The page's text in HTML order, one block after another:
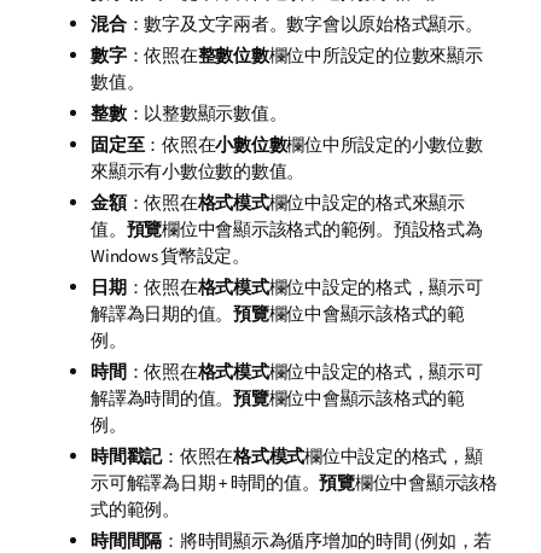
混合：數字及文字兩者。數字會以原始格式顯示。
數字：依照在整數位數欄位中所設定的位數來顯示
數值。
整數：以整數顯示數值。
固定至：依照在小數位數欄位中所設定的小數位數
來顯示有小數位數的數值。
金額：依照在格式模式欄位中設定的格式來顯示
值。 預覽欄位中會顯示該格式的範例。預設格式為
Windows 貨幣設定。
日期：依照在格式模式欄位中設定的格式，顯示可
解譯為日期的值。 預覽欄位中會顯示該格式的範
例。
時間：依照在格式模式欄位中設定的格式，顯示可
解譯為時間的值。 預覽欄位中會顯示該格式的範
例。
時間戳記：依照在格式模式欄位中設定的格式，顯
示可解譯為日期 + 時間的值。預覽欄位中會顯示該格
式的範例。
時間間隔 ：將時間顯示為循序增加的時間 (例如，若